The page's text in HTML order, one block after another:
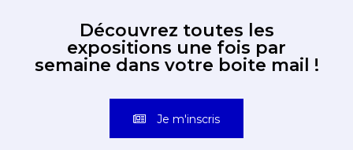
Découvrez toutes les
expositions une fois par
semaine dans votre boite mail !